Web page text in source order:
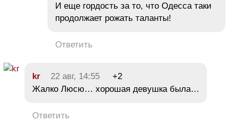
И еще гордость за то, что Одесса таки
продолжает рожать таланты!
Ответить
kr 22 авг, 14:55
+2
Жалко Люсю… хорошая девушка была…
Ответить